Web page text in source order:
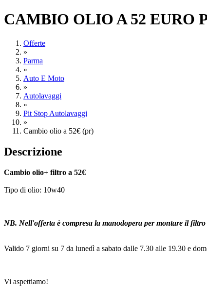
CAMBIO OLIO A 52 EURO
Offerte
»
Parma
»
Auto E Moto
»
Autolavaggi
»
Pit Stop Autolavaggi
»
Cambio olio a 52€ (pr)
Descrizione
Cambio olio+ filtro a 52€
Tipo di olio: 10w40
NB. Nell'offerta è compresa la manodopera per montare il
Valido 7 giorni su 7 da lunedì a sabato dalle 7.30 alle 19.30 e
Vi aspettiamo!